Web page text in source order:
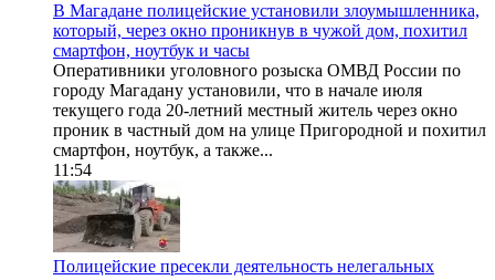
В Магадане полицейские установили злоумышленника,
который, через окно проникнув в чужой дом, похитил
смартфон, ноутбук и часы
Оперативники уголовного розыска ОМВД России по
городу Магадану установили, что в начале июля
текущего года 20-летний местный житель через окно
проник в частный дом на улице Пригородной и похитил
смартфон, ноутбук, а также...
11:54
Полицейские пресекли деятельность нелегальных